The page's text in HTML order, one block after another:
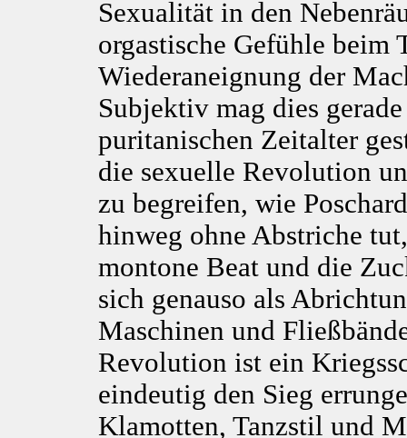
Sexualität in den
orgastische Gefühle beim
Wiederaneignung der
Subjektiv mag dies
puritanischen Zeitalter
die sexuelle Revolution
zu begreifen, wie
hinweg ohne Abstriche
montone Beat und die
sich genauso als
Maschinen und
Revolution ist ein
eindeutig den Sieg
Klamotten, Tanzstil und